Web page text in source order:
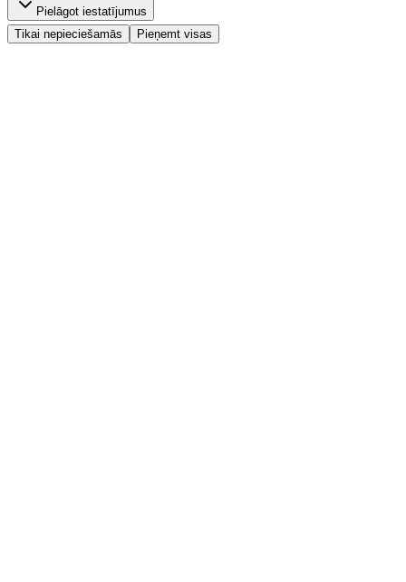
Pielāgot iestatījumus
Tikai nepieciešamās
Pieņemt visas